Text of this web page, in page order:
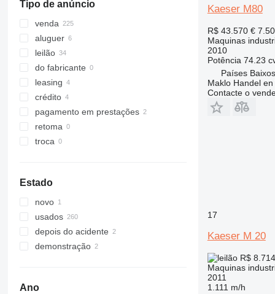
Tipo de anúncio
venda
aluguer
leilão
do fabricante
leasing
crédito
pagamento em prestações
retoma
troca
Estado
novo
usados
depois do acidente
demonstração
Ano
Kaeser M80
R$ 43.570 €
Maquinas
2010
Potência 74.23
Países
Maklo Handel
Contacte o
17
Kaeser M 20
R$ 8.714
Maquinas
2011
1.111 m/h